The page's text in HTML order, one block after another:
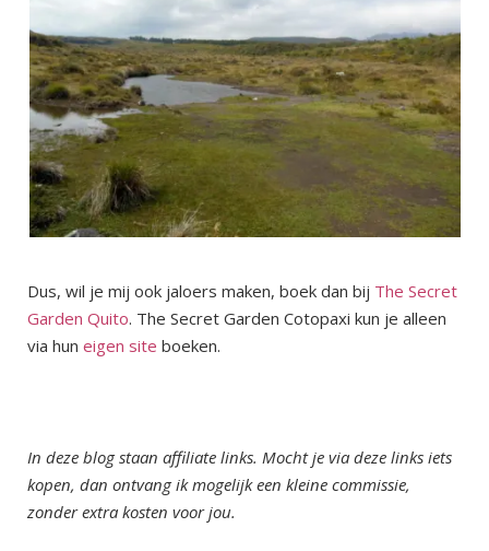
Dus, wil je mij ook jaloers maken, boek dan bij The Secret
Garden Quito. The Secret Garden Cotopaxi kun je alleen
via hun eigen site boeken.
In deze blog staan affiliate links. Mocht je via deze links iets
kopen, dan ontvang ik mogelijk een kleine commissie,
zonder extra kosten voor jou.